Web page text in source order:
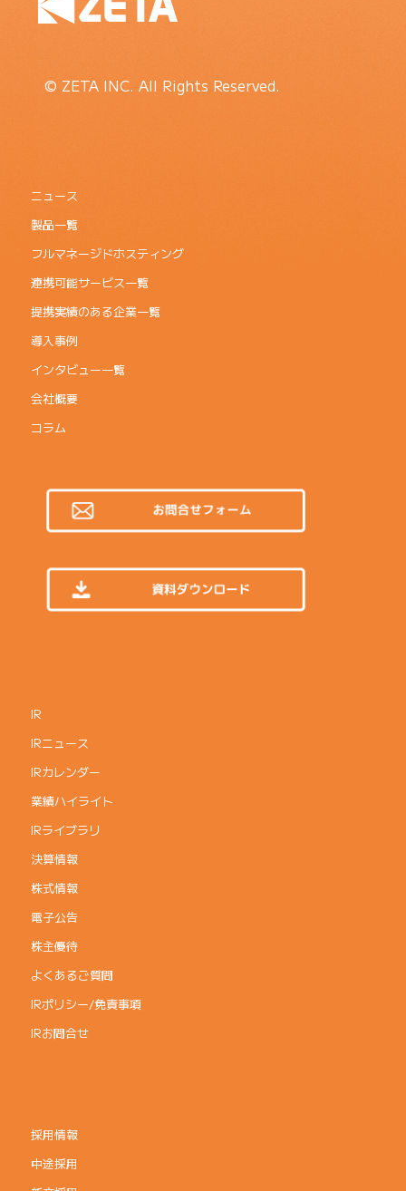
© ZETA INC. All Rights Reserved.
ニュース
製品一覧
フルマネージドホスティング
連携可能サービス一覧
提携実績のある企業一覧
導入事例
インタビュー一覧
会社概要
コラム
IR
IRニュース
IRカレンダー
業績ハイライト
IRライブラリ
決算情報
株式情報
電子公告
株主優待
よくあるご質問
IRポリシー/免責事項
IRお問合せ
採用情報
中途採用